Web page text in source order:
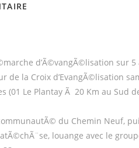
d’Ã©vangÃ©lisation sur
de la Croix d’EvangÃ©lisation
(01 Le Plantay Ã 20 Km au Sud
du Chemin Neuf,
louange avec le